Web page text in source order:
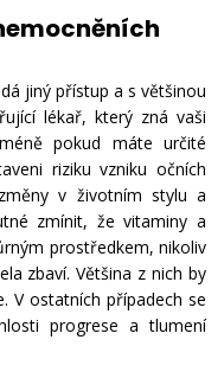
jiný přístup a s většinou
lékař, který zná vaši
pokud máte určité
riziku vzniku očních
v životním stylu a
zmínit, že vitaminy a
prostředkem, nikoliv
zbaví. Většina z nich by
V ostatních případech se
progrese a tlumení